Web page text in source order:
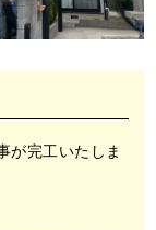
が完工いたしま